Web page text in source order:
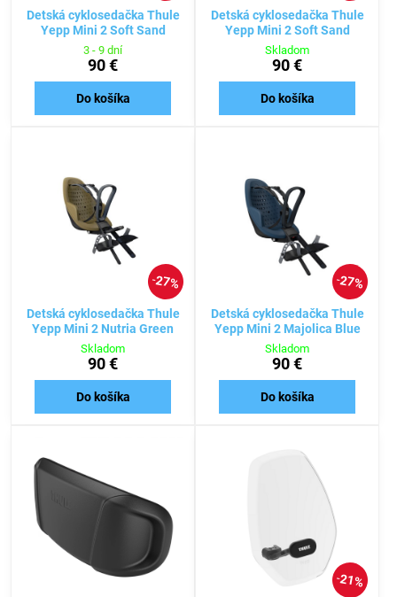
Detská cyklosedačka Thule
Yepp Mini 2 Soft Sand
3 - 9 dní
90 €
Do košíka
Detská cyklosedačka Thule
Yepp Mini 2 Soft Sand
Skladom
90 €
Do košíka
27%
Detská cyklosedačka Thule
Yepp Mini 2 Nutria Green
Skladom
90 €
Do košíka
27%
Detská cyklosedačka Thule
Yepp Mini 2 Majolica Blue
Skladom
90 €
Do košíka
21%